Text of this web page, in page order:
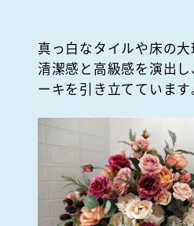
真っ白なタイルや床の
清潔感と高級感を演出し
ーキを引き立てています